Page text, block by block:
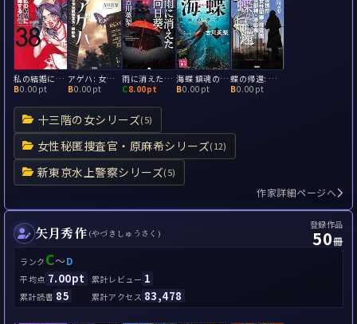
十三階の女シリーズ(5)
女性秘匿捜査官・原麻希シリーズ(12)
新東京水上警察シリーズ(5)
私の結婚に関する予言38
B0.00pt
アゲハ: 女性秘匿捜査官・原麻希
B0.00pt
雨に消えた向日葵
C8.00pt
海蝶 鎮魂のダイブ(海を護るミューズ)
B0.00pt
蝶の帰還: 警視庁「女性犯罪」捜査班 警部補・原麻希
B0.00pt
作家詳細ページへ
矢月秀作 (やづきしゅうさく)
登録作品
50冊
ランク C～D
平均点 7.00pt 累計レビュー 1
累計読書 85 累計アクセス 83,478